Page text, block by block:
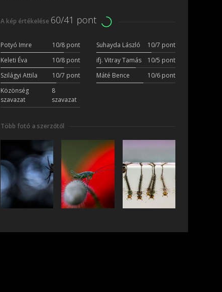
A kép értékelése 60/41 pont
Potyó Imre 10/8 pont Suhayda László
10/7 pont
Keleti Éva
10/8 pont ifj. Vitray Tamás
10/5 pont
Szilágyi Attila
10/7 pont Máté Bence
10/6 pont
Közönség
szavazat
8
szavazat
Több fotó a szerzőtől